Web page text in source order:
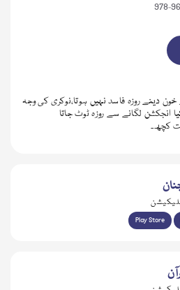
978-
دینے روزہ فاسد نہیں ہوتا،نوکری کی وجہ
انجکشن لگانے سے روزہ ٹوٹ جاتا
کچھ۔
Play Store